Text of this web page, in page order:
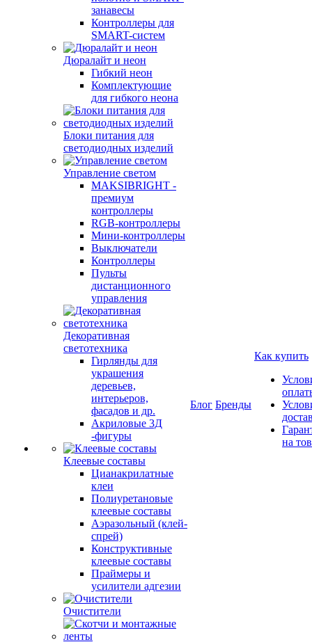
занавесы
Контроллеры для
SMART-систем
Дюралайт и неон
Гибкий неон
Комплектующие
для гибкого неона
Блоки питания для
светодиодных изделий
Управление светом
MAKSIBRIGHT -
премиум
контроллеры
RGB-контроллеры
Мини-контроллеры
Выключатели
Контроллеры
Пульты
дистанционного
управления
Декоративная
светотехника
Гирлянды для
украшения
деревьев,
интерьеров,
фасадов и др.
Акриловые 3Д
-фигуры
Клеевые составы
Цианакрилатные
клеи
Полиуретановые
клеевые составы
Аэразольный (клей-
спрей)
Конструктивные
клеевые составы
Праймеры и
усилители адгезии
Очистители
Блог Бренды
Как купить
на